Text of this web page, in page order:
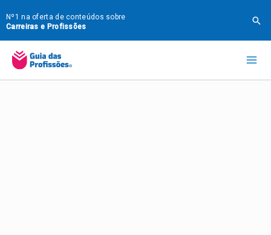
para
o
conteúdo
Nº1 na oferta de conteúdos sobre
Carreiras e Profissões